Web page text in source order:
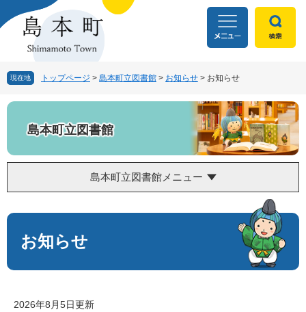
ー
す
ニ
し
文
へ
現在地 トップページ > 島本町立図書館 > お知らせ > お知らせ
島本町立図書館
島本町立図書館メニュー
文
お知らせ
2026年8月5日更新